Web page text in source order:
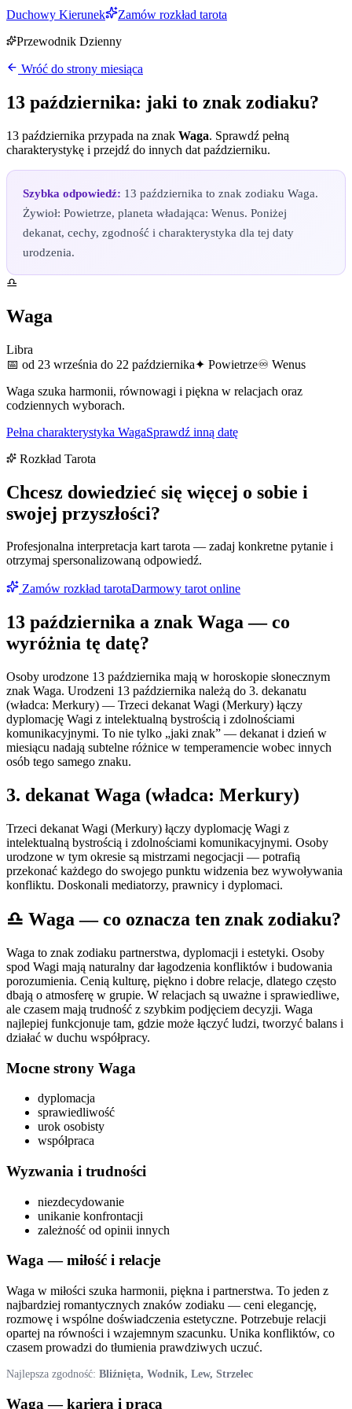
Duchowy Kierunek
Zamów rozkład tarota
Przewodnik Dzienny
Wróć do strony miesiąca
13 października: jaki to znak zodiaku?
13 października przypada na znak Waga. Sprawdź pełną
charakterystykę i przejdź do innych dat październiku.
Szybka odpowiedź: 13 października to znak zodiaku Waga.
Żywioł: Powietrze, planeta władająca: Wenus. Poniżej
dekanat, cechy, zgodność i charakterystyka dla tej daty
urodzenia.
♎
Waga
Libra
📅 od 23 września do 22 października✦ Powietrze♾ Wenus
Waga szuka harmonii, równowagi i piękna w relacjach oraz
codziennych wyborach.
Pełna charakterystyka WagaSprawdź inną datę
Rozkład Tarota
Chcesz dowiedzieć się więcej o sobie i
swojej przyszłości?
Profesjonalna interpretacja kart tarota — zadaj konkretne pytanie i
otrzymaj spersonalizowaną odpowiedź.
Zamów rozkład tarotaDarmowy tarot online
13 października a znakWaga— co
wyróżnia tę datę?
Osoby urodzone 13 października mają w horoskopie słonecznym
znak Waga. Urodzeni 13 października należą do 3. dekanatu
(władca: Merkury) — Trzeci dekanat Wagi (Merkury) łączy
dyplomację Wagi z intelektualną bystrością i zdolnościami
komunikacyjnymi. To nie tylko „jaki znak” — dekanat i dzień w
miesiącu nadają subtelne różnice w temperamencie wobec innych
osób tego samego znaku.
3. dekanat Waga (władca: Merkury)
Trzeci dekanat Wagi (Merkury) łączy dyplomację Wagi z
intelektualną bystrością i zdolnościami komunikacyjnymi. Osoby
urodzone w tym okresie są mistrzami negocjacji — potrafią
przekonać każdego do swojego punktu widzenia bez wywoływania
konfliktu. Doskonali mediatorzy, prawnicy i dyplomaci.
♎ Waga — co oznacza ten znak zodiaku?
Waga to znak zodiaku partnerstwa, dyplomacji i estetyki. Osoby
spod Wagi mają naturalny dar łagodzenia konfliktów i budowania
porozumienia. Cenią kulturę, piękno i dobre relacje, dlatego często
dbają o atmosferę w grupie. W relacjach są uważne i sprawiedliwe,
ale czasem mają trudność z szybkim podjęciem decyzji. Waga
najlepiej funkcjonuje tam, gdzie może łączyć ludzi, tworzyć balans i
działać w duchu współpracy.
Mocne strony Waga
dyplomacja
sprawiedliwość
urok osobisty
współpraca
Wyzwania i trudności
niezdecydowanie
unikanie konfrontacji
zależność od opinii innych
Waga— miłość i relacje
Waga w miłości szuka harmonii, piękna i partnerstwa. To jeden z
najbardziej romantycznych znaków zodiaku — ceni elegancję,
rozmowę i wspólne doświadczenia estetyczne. Potrzebuje relacji
opartej na równości i wzajemnym szacunku. Unika konfliktów, co
czasem prowadzi do tłumienia prawdziwych uczuć.
Najlepsza zgodność: Bliźnięta, Wodnik, Lew, Strzelec
Waga — kariera i praca